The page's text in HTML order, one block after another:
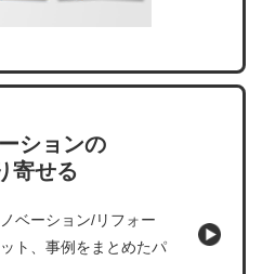
ションの
寄せる
ベーション/リフォー
ト、事例をまとめたパ